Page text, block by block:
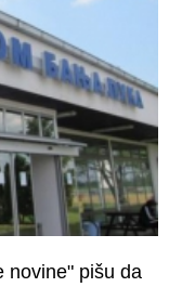
novine" pišu da